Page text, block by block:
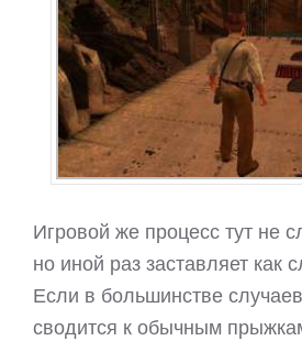
Игровой же процесс тут не
но иной раз заставляет как
Если в большинстве
сводится к обычным